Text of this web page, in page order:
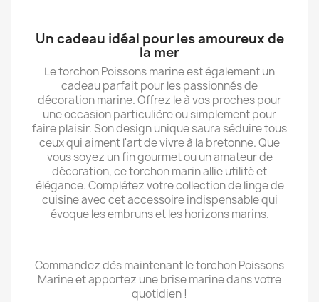
Un cadeau idéal pour les amoureux de
la mer
Le torchon Poissons marine est également un
cadeau parfait pour les passionnés de
décoration marine. Offrez le à vos proches pour
une occasion particulière ou simplement pour
faire plaisir. Son design unique saura séduire tous
ceux qui aiment l'art de vivre à la bretonne. Que
vous soyez un fin gourmet ou un amateur de
décoration, ce torchon marin allie utilité et
élégance. Complétez votre collection de linge de
cuisine avec cet accessoire indispensable qui
évoque les embruns et les horizons marins.
Commandez dès maintenant le torchon Poissons
Marine et apportez une brise marine dans votre
quotidien !